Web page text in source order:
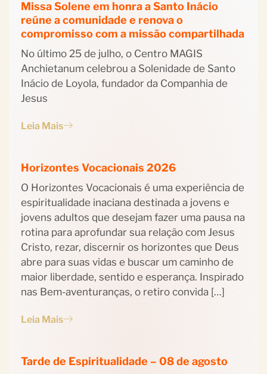
Missa Solene em honra a Santo Inácio
reúne a comunidade e renova o
compromisso com a missão compartilhada
No último 25 de julho, o Centro MAGIS
Anchietanum celebrou a Solenidade de Santo
Inácio de Loyola, fundador da Companhia de
Jesus
Leia Mais
Horizontes Vocacionais 2026
O Horizontes Vocacionais é uma experiência de
espiritualidade inaciana destinada a jovens e
jovens adultos que desejam fazer uma pausa na
rotina para aprofundar sua relação com Jesus
Cristo, rezar, discernir os horizontes que Deus
abre para suas vidas e buscar um caminho de
maior liberdade, sentido e esperança. Inspirado
nas Bem-aventuranças, o retiro convida […]
Leia Mais
Tarde de Espiritualidade – 08 de agosto